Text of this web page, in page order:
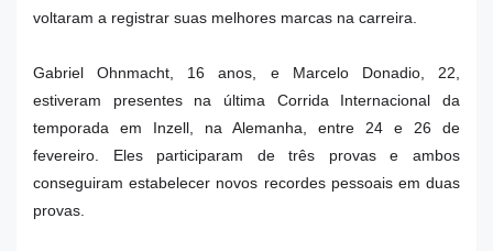
voltaram a registrar suas melhores marcas na carreira.
Gabriel Ohnmacht, 16 anos, e Marcelo Donadio, 22,
estiveram presentes na última Corrida Internacional da
temporada em Inzell, na Alemanha, entre 24 e 26 de
fevereiro. Eles participaram de três provas e ambos
conseguiram estabelecer novos recordes pessoais em duas
provas.